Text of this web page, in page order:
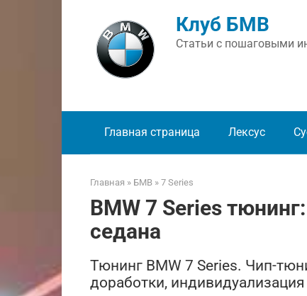
Клуб БМВ
Статьи с пошаговыми
Главная страница Лексус
Главная » БМВ » 7 Series
BMW 7 Series
седана
Тюнинг BMW 7 Series. Чип-
доработки,